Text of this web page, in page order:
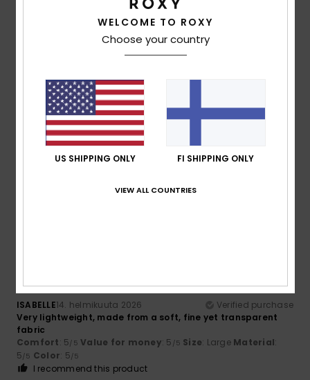
Comfort
Value for money
Size
Too small Too large
3.8
ISABELLE14. helmikuuta 2026
Verified purchase
Very lightweight, made from a soft, fine yet transparent
fabric
Comfort: 5/5 Value for money: 5 /5 Size: Large Material:
5/5 Color: 5/5
I recommend this product
WELCOME TO ROXY
Choose your country
US SHIPPING ONLY FI SHIPPING ONLY
VIEW ALL COUNTRIES